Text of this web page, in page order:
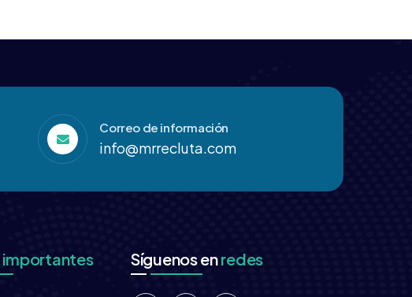
Correo de información
info@mrrecluta.com
importantes Síguenos enredes